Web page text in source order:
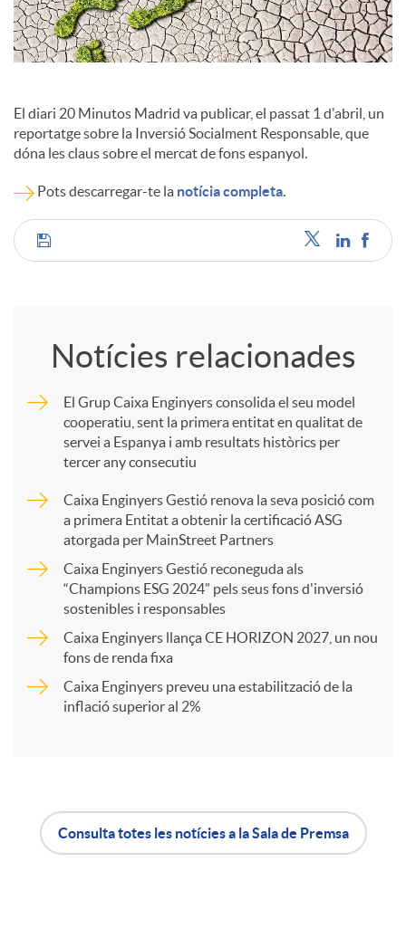
t
n
g
u
s
El diari 20 Minutos Madrid va publicar, el passat 1 d'abril, un
reportatge sobre la Inversió Socialment Responsable, que
dóna les claus sobre el mercat de fons espanyol.
Pots descarregar-te la notícia completa.
C
m
a
r
Notícies relacionades
El Grup Caixa Enginyers consolida el seu model
cooperatiu, sent la primera entitat en qualitat de
servei a Espanya i amb resultats històrics per
tercer any consecutiu
Caixa Enginyers Gestió renova la seva posició com
a primera Entitat a obtenir la certificació ASG
atorgada per MainStreet Partners
Caixa Enginyers Gestió reconeguda als
“Champions ESG 2024” pels seus fons d'inversió
sostenibles i responsables
Caixa Enginyers llança CE HORIZON 2027, un nou
fons de renda fixa
Caixa Enginyers preveu una estabilització de la
inflació superior al 2%
Consulta totes les notícies a la Sala de Premsa